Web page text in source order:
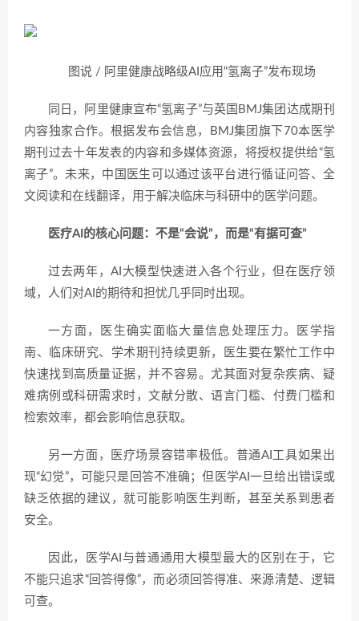
图说 / 阿里健康战略级AI应用“氢离子”发布现场
同日，阿里健康宣布“氢离子”与英国BMJ集团达成期刊
内容独家合作。根据发布会信息，BMJ集团旗下70本医学
期刊过去十年发表的内容和多媒体资源，将授权提供给“氢
离子”。未来，中国医生可以通过该平台进行循证问答、全
文阅读和在线翻译，用于解决临床与科研中的医学问题。
医疗AI的核心问题：不是“会说”，而是“有据可查”
过去两年，AI大模型快速进入各个行业，但在医疗领
域，人们对AI的期待和担忧几乎同时出现。
一方面，医生确实面临大量信息处理压力。医学指
南、临床研究、学术期刊持续更新，医生要在繁忙工作中
快速找到高质量证据，并不容易。尤其面对复杂疾病、疑
难病例或科研需求时，文献分散、语言门槛、付费门槛和
检索效率，都会影响信息获取。
另一方面，医疗场景容错率极低。普通AI工具如果出
现“幻觉”，可能只是回答不准确；但医学AI一旦给出错误或
缺乏依据的建议，就可能影响医生判断，甚至关系到患者
安全。
因此，医学AI与普通通用大模型最大的区别在于，它
不能只追求“回答得像”，而必须回答得准、来源清楚、逻辑
可查。